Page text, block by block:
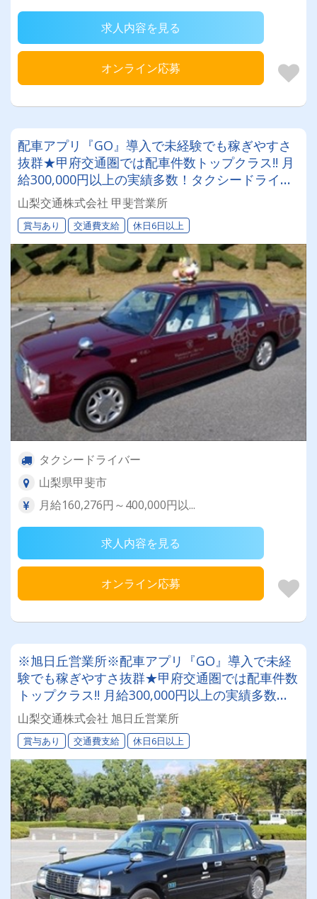
求人内容を見る
オンライン応募
配車アプリ『GO』導入で未経験でも稼ぎやすさ
抜群★甲府交通圏では配車件数トップクラス!! 月
給300,000円以上の実績多数！タクシードライバ
ー挑戦してみませんか？
山梨交通株式会社 甲斐営業所
賞与あり 交通費支給 休日6日以上
タクシードライバー
山梨県甲斐市
月給160,276円～400,000円以...
求人内容を見る
オンライン応募
※旭日丘営業所※配車アプリ『GO』導入で未経
験でも稼ぎやすさ抜群★甲府交通圏では配車件数
トップクラス!! 月給300,000円以上の実績多数！
タクシードライバー挑戦してみませんか？
山梨交通株式会社 旭日丘営業所
賞与あり 交通費支給 休日6日以上